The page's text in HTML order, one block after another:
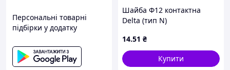
Персональні товарні
підбірки у додатку
Шайба Ф12 контактна
Delta (тип N)
14.51 ₴
Купити